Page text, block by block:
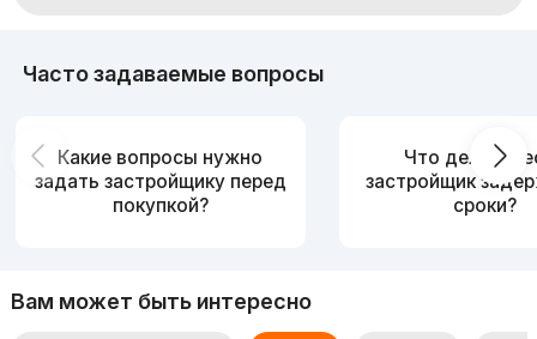
Часто задаваемые вопросы
Какие вопросы нужно
задать застройщику перед
покупкой?
Что делать,
застройщик
сроки?
Вам может быть интересно